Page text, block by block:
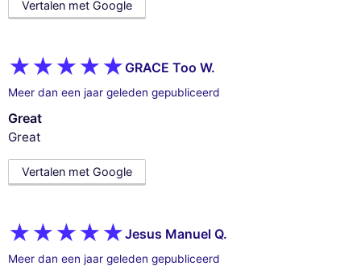
Vertalen met Google
GRACE Too W.
Meer dan een jaar geleden gepubliceerd
Great
Great
Vertalen met Google
Jesus Manuel Q.
Meer dan een jaar geleden gepubliceerd